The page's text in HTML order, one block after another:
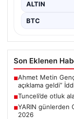
ALTIN
BTC
Son Eklenen
■Ahmet Metin
açıklama geldi”
■Tunceli’de otluk
■YARIN günlerden
2026